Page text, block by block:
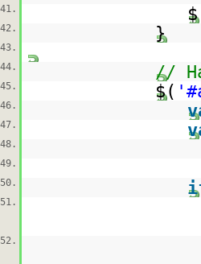
41.
42. }
43.
44.
//
45. $(
46.
47.
48.
49.
50.
51.
52.